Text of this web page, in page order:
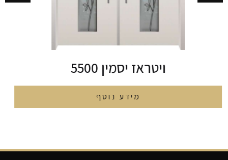
ויטראז גאומטרי 5514
מידע נוסף